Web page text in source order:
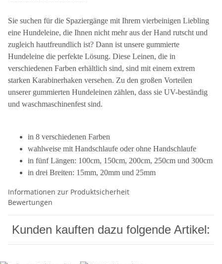
Sie suchen für die Spaziergänge mit Ihrem vierbeinigen Liebling
eine Hundeleine, die Ihnen nicht mehr aus der Hand rutscht und
zugleich hautfreundlich ist? Dann ist unsere gummierte
Hundeleine die perfekte Lösung. Diese Leinen, die in
verschiedenen Farben erhältlich sind, sind mit einem extrem
starken Karabinerhaken versehen. Zu den großen Vorteilen
unserer gummierten Hundeleinen zählen, dass sie UV-beständig
und waschmaschinenfest sind.
in 8 verschiedenen Farben
wahlweise mit Handschlaufe oder ohne Handschlaufe
in fünf Längen: 100cm, 150cm, 200cm, 250cm und 300cm
in drei Breiten: 15mm, 20mm und 25mm
Informationen zur Produktsicherheit
Bewertungen
Kunden kauften dazu folgende Artikel: